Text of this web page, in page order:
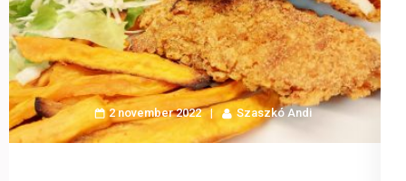
2 november 2022 Szaszkó Andi